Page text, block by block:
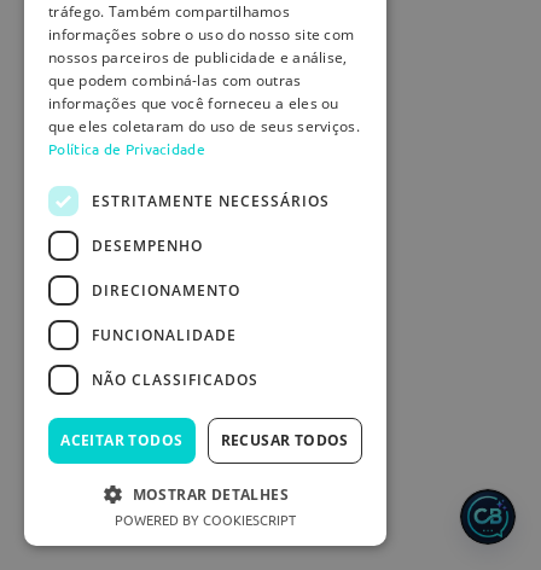
tráfego. Também compartilhamos
informações sobre o uso do nosso site com
nossos parceiros de publicidade e análise,
que podem combiná-las com outras
informações que você forneceu a eles ou
que eles coletaram do uso de seus serviços.
Política de Privacidade
ESTRITAMENTE NECESSÁRIOS
DESEMPENHO
DIRECIONAMENTO
FUNCIONALIDADE
NÃO CLASSIFICADOS
ACEITAR TODOS RECUSAR TODOS
MOSTRAR DETALHES
POWERED BY COOKIESCRIPT